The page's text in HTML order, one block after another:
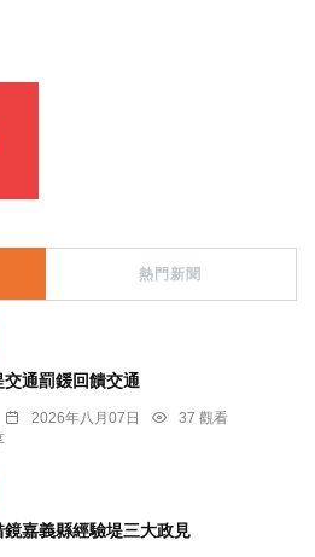
熱門新聞
交通罰鍰回饋交通
2026年八月07日
37 觀看
鏡嘉義縣經驗堤三大政見